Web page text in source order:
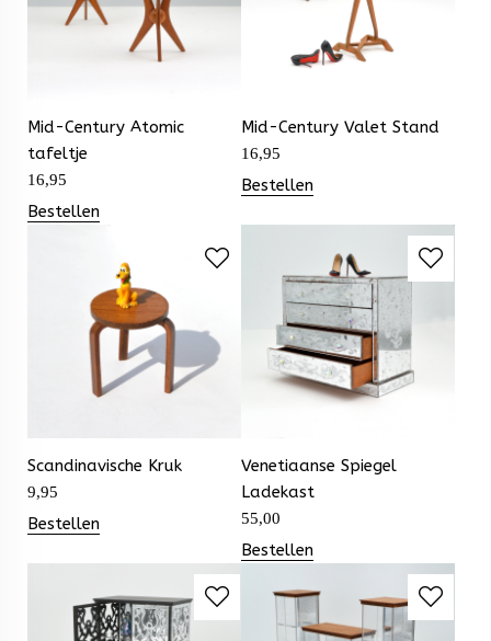
Mid-Century Atomic
tafeltje
16,95
Bestellen
Mid-Century Valet Stand
16,95
Bestellen
Scandinavische Kruk
9,95
Bestellen
Venetiaanse Spiegel
Ladekast
55,00
Bestellen